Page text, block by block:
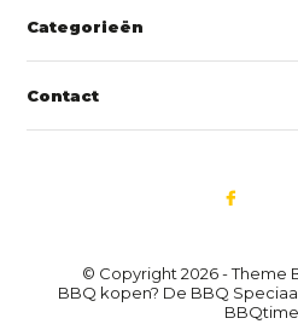
Categorieën
Contact
© Copyright 2026 - Theme
BBQ kopen? De BBQ